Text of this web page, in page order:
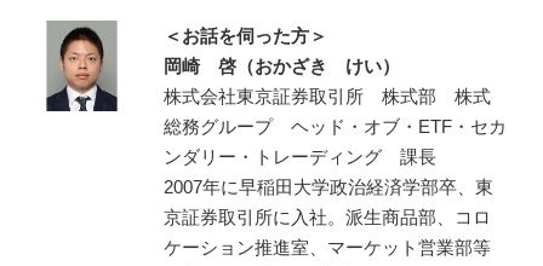
＜お話を伺った方＞
岡崎 啓（おかざき けい）
株式会社東京証券取引所 株式部 株式
総務グループ ヘッド・オブ・ETF・セカ
ンダリー・トレーディング 課長
2007年に早稲田大学政治経済学部卒、東
京証券取引所に入社。派生商品部、コロ
ケーション推進室、マーケット営業部等